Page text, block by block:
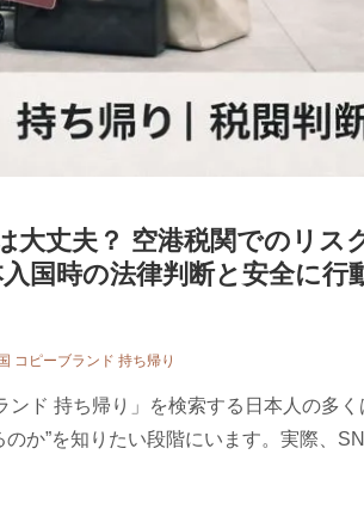
大丈夫？ 空港税関でのリス
国時の法律判断と安全に行
コピーブランド 持ち帰り
ド 持ち帰り」を検索する日本人の多く
か”を知りたい段階にいます。実際、